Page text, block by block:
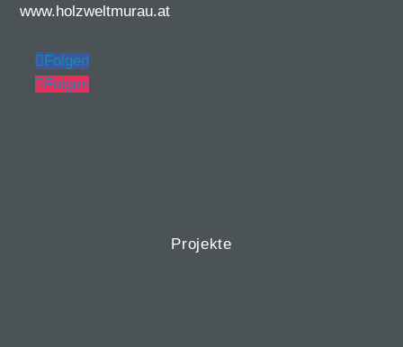
www.holzweltmurau.at
Folgen
Folgen
Projekte